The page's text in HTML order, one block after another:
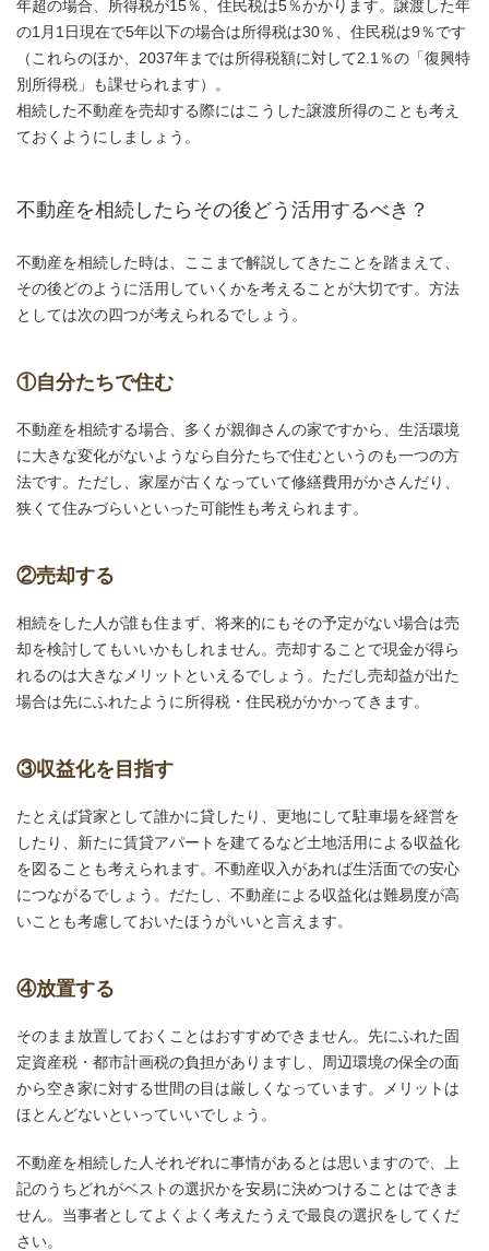
年超の場合、所得税が15％、住民税は5％かかります。譲渡した年
の1月1日現在で5年以下の場合は所得税は30％、住民税は9％です
（これらのほか、2037年までは所得税額に対して2.1％の「復興特
別所得税」も課せられます）。
相続した不動産を売却する際にはこうした譲渡所得のことも考え
ておくようにしましょう。
不動産を相続したらその後どう活用するべき？
不動産を相続した時は、ここまで解説してきたことを踏まえて、
その後どのように活用していくかを考えることが大切です。方法
としては次の四つが考えられるでしょう。
①自分たちで住む
不動産を相続する場合、多くが親御さんの家ですから、生活環境
に大きな変化がないようなら自分たちで住むというのも一つの方
法です。ただし、家屋が古くなっていて修繕費用がかさんだり、
狭くて住みづらいといった可能性も考えられます。
②売却する
相続をした人が誰も住まず、将来的にもその予定がない場合は売
却を検討してもいいかもしれません。売却することで現金が得ら
れるのは大きなメリットといえるでしょう。ただし売却益が出た
場合は先にふれたように所得税・住民税がかかってきます。
③収益化を目指す
たとえば貸家として誰かに貸したり、更地にして駐車場を経営を
したり、新たに賃貸アパートを建てるなど土地活用による収益化
を図ることも考えられます。不動産収入があれば生活面での安心
につながるでしょう。だたし、不動産による収益化は難易度が高
いことも考慮しておいたほうがいいと言えます。
④放置する
そのまま放置しておくことはおすすめできません。先にふれた固
定資産税・都市計画税の負担がありますし、周辺環境の保全の面
から空き家に対する世間の目は厳しくなっています。メリットは
ほとんどないといっていいでしょう。
不動産を相続した人それぞれに事情があるとは思いますので、上
記のうちどれがベストの選択かを安易に決めつけることはできま
せん。当事者としてよくよく考えたうえで最良の選択をしてくだ
さい。